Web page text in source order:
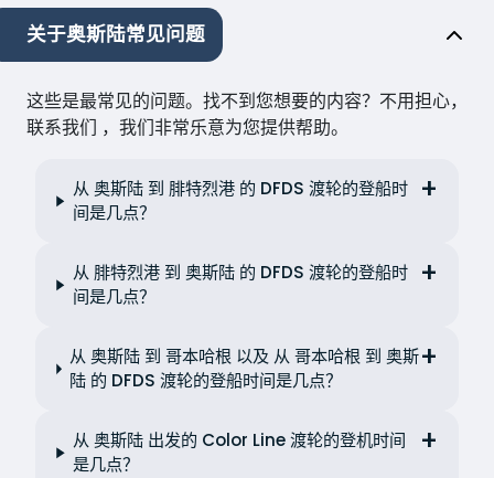
关于奥斯陆常见问题
这些是最常见的问题。找不到您想要的内容？不用担心，
联系我们 ，我们非常乐意为您提供帮助。
从 奥斯陆 到 腓特烈港 的 DFDS 渡轮的登船时
间是几点？
从 腓特烈港 到 奥斯陆 的 DFDS 渡轮的登船时
间是几点？
从 奥斯陆 到 哥本哈根 以及 从 哥本哈根 到 奥斯
陆 的 DFDS 渡轮的登船时间是几点？
从 奥斯陆 出发的 Color Line 渡轮的登机时间
是几点？